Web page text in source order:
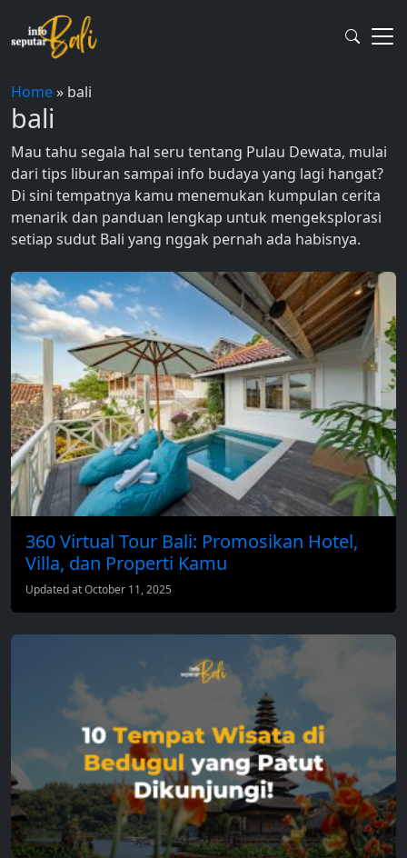
content
Home» bali
bali
Mau tahu segala hal seru tentang Pulau Dewata, mulai
dari tips liburan sampai info budaya yang lagi hangat?
Di sini tempatnya kamu menemukan kumpulan cerita
menarik dan panduan lengkap untuk mengeksplorasi
setiap sudut Bali yang nggak pernah ada habisnya.
360 Virtual Tour Bali: Promosikan Hotel,
Villa, dan Properti Kamu
Updated at October 11, 2025